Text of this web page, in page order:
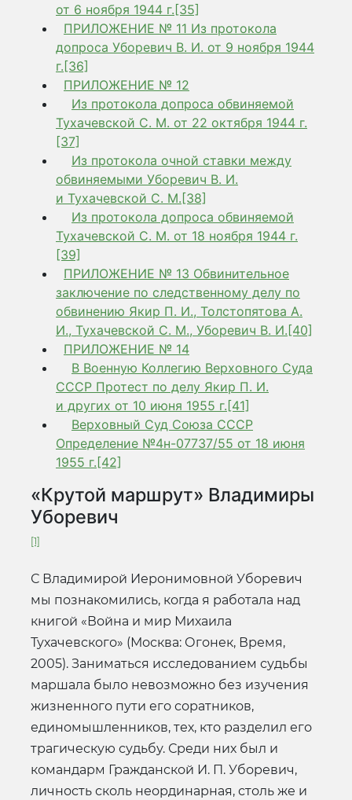
от 6 ноября 1944 г.[35]
ПРИЛОЖЕНИЕ № 11 Из протокола
допроса Уборевич В. И. от 9 ноября 1944
г.[36]
ПРИЛОЖЕНИЕ № 12
Из протокола допроса обвиняемой
Тухачевской С. М. от 22 октября 1944 г.
[37]
Из протокола очной ставки между
обвиняемыми Уборевич В. И.
и Тухачевской С. М.[38]
Из протокола допроса обвиняемой
Тухачевской С. М. от 18 ноября 1944 г.
[39]
ПРИЛОЖЕНИЕ № 13 Обвинительное
заключение по следственному делу по
обвинению Якир П. И., Толстопятова А.
И., Тухачевской С. М., Уборевич В. И.[40]
ПРИЛОЖЕНИЕ № 14
В Военную Коллегию Верховного Суда
СССР Протест по делу Якир П. И.
и других от 10 июня 1955 г.[41]
Верховный Суд Союза СССР
Определение №4н-07737/55 от 18 июня
1955 г.[42]
«Крутой маршрут» Владимиры
Уборевич
[1]
С Владимирой Иеронимовной Уборевич
мы познакомились, когда я работала над
книгой «Война и мир Михаила
Тухачевского» (Москва: Огонек, Время,
2005). Заниматься исследованием судьбы
маршала было невозможно без изучения
жизненного пути его соратников,
единомышленников, тех, кто разделил его
трагическую судьбу. Среди них был и
командарм Гражданской И. П. Уборевич,
личность сколь неординарная, столь же и